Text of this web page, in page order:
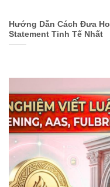
Hướng Dẫn Cách Đưa
Statement Tinh Tế Nhất